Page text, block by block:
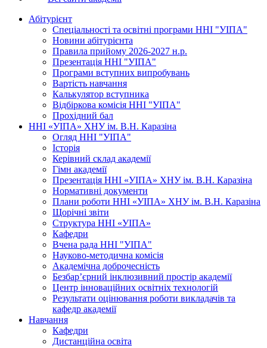
Абітурієнт
Спеціальності та освітні програми ННІ "УІПА"
Новини абітурієнта
Правила прийому 2026-2027 н.р.
Презентація ННІ "УІПА"
Програми вступних випробувань
Вартість навчання
Калькулятор вступника
Відбіркова комісія ННІ "УІПА"
Прохідний бал
ННІ «УІПА» ХНУ ім. В.Н. Каразіна
Огляд ННІ "УІПА"
Історія
Керівний склад академії
Гімн академії
Презентація ННІ «УІПА» ХНУ ім. В.Н. Каразіна
Нормативні документи
Плани роботи ННІ «УІПА» ХНУ ім. В.Н. Каразіна
Щорічні звіти
Структура ННІ «УІПА»
Кафедри
Вчена рада ННІ "УІПА"
Науково-методична комісія
Академічна доброчесність
Безбар’єрний інклюзивний простір академії
Центр інноваційних освітніх технологій
Результати оцінювання роботи викладачів та
кафедр академії
Навчання
Кафедри
Дистанційна освіта